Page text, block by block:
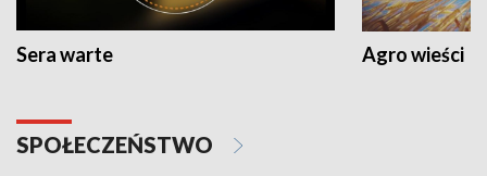
Sera warte Agro wieści
SPOŁECZEŃSTWO